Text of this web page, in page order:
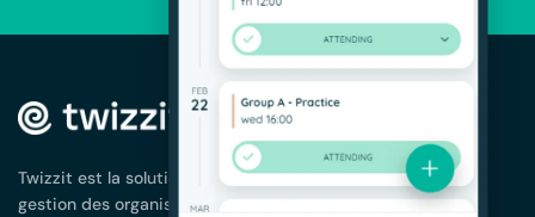
Twizzit est la solution complète pour la
gestion des organisations de membres
SOLUTIONS
Gestion des
membres
App pour votre